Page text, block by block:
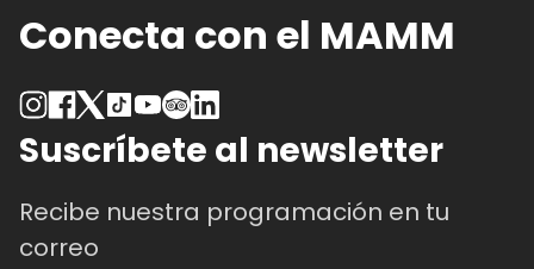
Conecta con el MAMM
Suscríbete al newsletter
Recibe nuestra programación en tu
correo